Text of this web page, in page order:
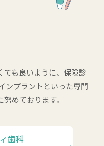
ても良いように、保険診
ンプラントといった専門
めております。
歯科